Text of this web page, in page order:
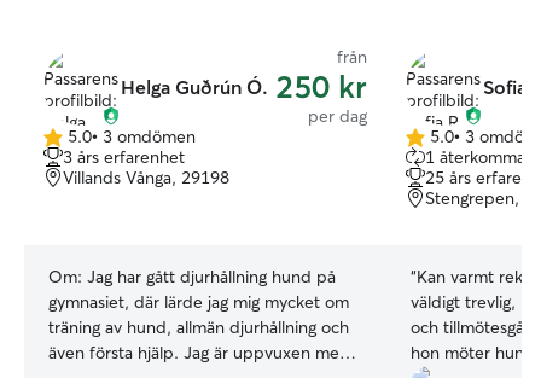
Helga Guðrún Ó.
från
250 kr
per dag
5.0
av
5
5.0• 3 omdömen
3 års erfarenhet
Villands Vånga, 29198
Om: Jag har gått djurhållning hund på
gymnasiet, där lärde jag mig mycket om
träning av hund, allmän djurhållning och
även första hjälp. Jag är uppvuxen med
Sofia
5.0
av
5
stjärnor
5.0• 3
1
25 års
Stengrepen,
“Kan varmt
väldigt trevlig,
och
hon möter